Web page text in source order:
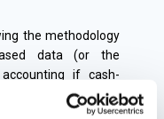
the methodology
data (or the
if cash-
data based on the
No 23/2017 Coll.,